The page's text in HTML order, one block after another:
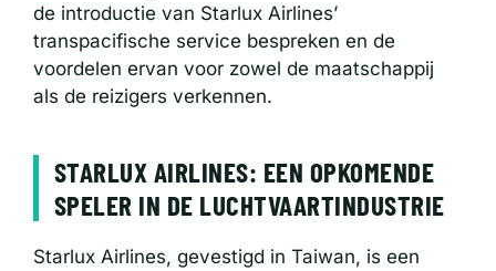
de introductie van Starlux Airlines’
transpacifische service bespreken en de
voordelen ervan voor zowel de maatschappij
als de reizigers verkennen.
STARLUX AIRLINES: EEN OPKOMENDE
SPELER IN DE LUCHTVAARTINDUSTRIE
Starlux Airlines, gevestigd in Taiwan, is een